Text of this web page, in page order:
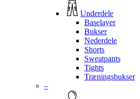
Underdele
Baselayer
Bukser
Nederdele
Shorts
Sweatpants
Tights
Træningsbukser
–